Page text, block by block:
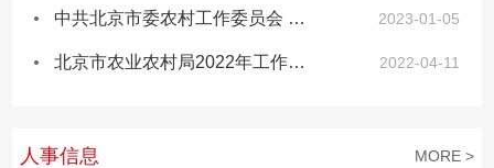
中共北京市委农村工作委员会 北京市农业农村局2022年工作总结与2023年工作安排 2023-01-05
北京市农业农村局2022年工作安排 2022-04-11
人事信息 MORE >